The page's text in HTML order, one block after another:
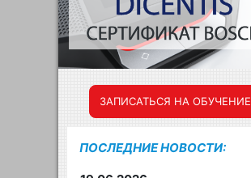
ЗАПИСАТЬСЯ НА ОБУЧЕНИЕ
ПОСЛЕДНИЕ НОВОСТИ: